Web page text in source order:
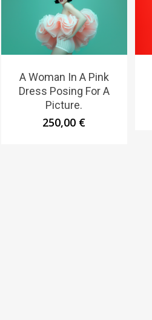
A Woman In A Pink
Dress Posing For A
Picture.
250,00 €